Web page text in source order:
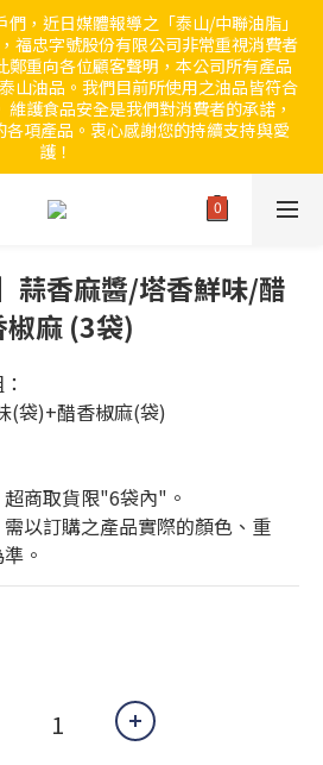
，近日媒體報導之「泰山/中聯油脂」
福忠字號股份有限公司非常重視消費者
鄭重向各位顧客聲明，本公司所有產品
山油品。我們目前所使用之油品皆符合
護食品安全是我們對消費者的承諾，
項產品。衷心感謝您的持續支持與愛
護！
蒜香麻醬/塔香鮮味/醋
椒麻 (3袋)
(袋)+醋香椒麻(袋)
商取貨限"6袋內"。
以訂購之產品實際的顏色、重
。